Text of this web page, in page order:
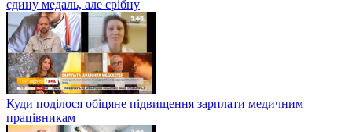
єдину медаль, але срібну
Куди поділося обіцяне підвищення зарплати медичним
працівникам